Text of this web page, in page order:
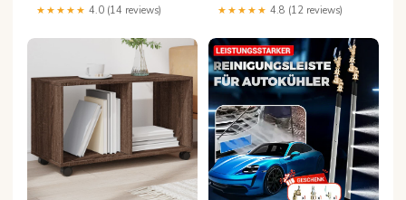
★★★★★ 4.0 (14 reviews) ★★★★★ 4.8 (12 reviews)